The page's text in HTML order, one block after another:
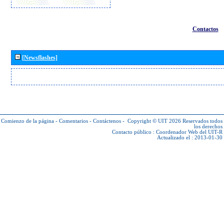
Contactos
[Newsflashes]
Comienzo de la página - Comentarios - Contáctenos - Copyright © UIT 2026 Reservados todos
los derechos
Contacto público : Coordenador Web del UIT-R
Actualizado el : 2013-01-30